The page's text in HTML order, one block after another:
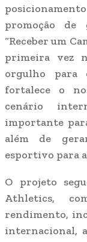
promoção de
“Receber um
primeira vez
orgulho para
fortalece o
cenário
importante
além de
esportivo para a
O projeto
Athletics,
rendimento,
internacional,